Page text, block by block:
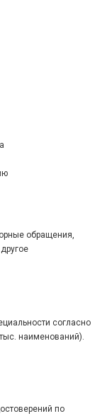
обращения,
согласно
наименований).
по